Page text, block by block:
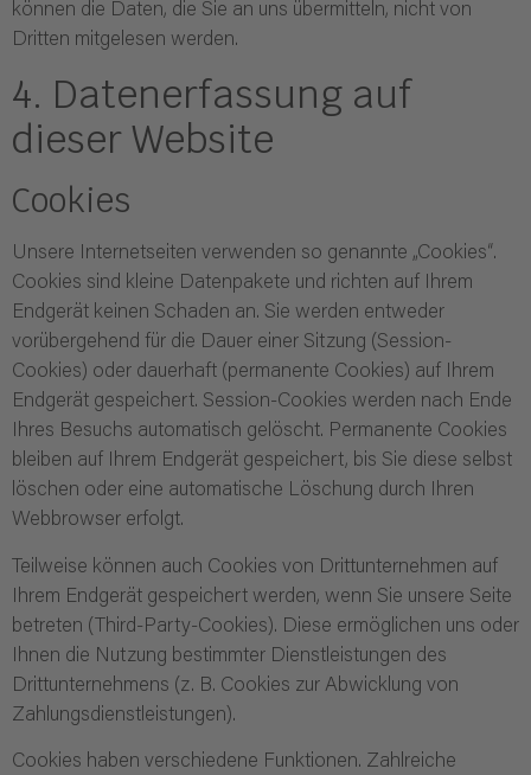
können die Daten, die Sie an uns übermitteln, nicht von
Dritten mitgelesen werden.
4. Datenerfassung auf
dieser Website
Cookies
Unsere Internetseiten verwenden so genannte „Cookies“.
Cookies sind kleine Datenpakete und richten auf Ihrem
Endgerät keinen Schaden an. Sie werden entweder
vorübergehend für die Dauer einer Sitzung (Session-
Cookies) oder dauerhaft (permanente Cookies) auf Ihrem
Endgerät gespeichert. Session-Cookies werden nach Ende
Ihres Besuchs automatisch gelöscht. Permanente Cookies
bleiben auf Ihrem Endgerät gespeichert, bis Sie diese selbst
löschen oder eine automatische Löschung durch Ihren
Webbrowser erfolgt.
Teilweise können auch Cookies von Drittunternehmen auf
Ihrem Endgerät gespeichert werden, wenn Sie unsere Seite
betreten (Third-Party-Cookies). Diese ermöglichen uns oder
Ihnen die Nutzung bestimmter Dienstleistungen des
Drittunternehmens (z. B. Cookies zur Abwicklung von
Zahlungsdienstleistungen).
Cookies haben verschiedene Funktionen. Zahlreiche